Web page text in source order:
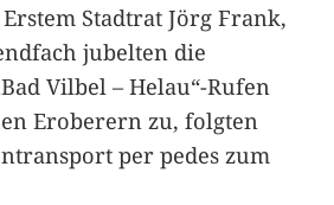
Stadtrat Jörg Frank,
jubelten die
Vilbel – Helau“-Rufen
Eroberern zu, folgten
per pedes zum